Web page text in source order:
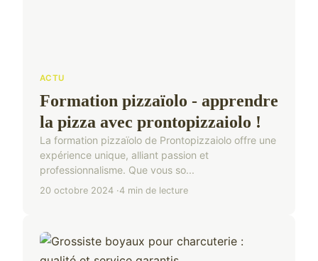
ACTU
Formation pizzaïolo - apprendre
la pizza avec prontopizzaiolo !
La formation pizzaïolo de Prontopizzaiolo offre une
expérience unique, alliant passion et
professionnalisme. Que vous so...
20 octobre 2024 4 min de lecture